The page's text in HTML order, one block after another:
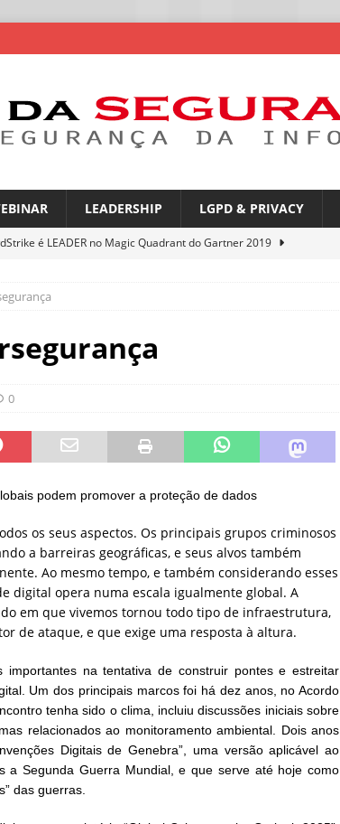
LEADERSHIP LGPD & PRIVACY
é LEADER no Magic Quadrant do Gartner 2019
Latina é a segunda região mais exposta a ciberameaças
desafio de segurança e governança nas redes corporativas
a autonomia da IA se torna um risco
0
podem promover a proteção de dados
os seus aspectos. Os principais grupos criminosos
a barreiras geográficas, e seus alvos também
Ao mesmo tempo, e também considerando esses
digital opera numa escala igualmente global. A
em que vivemos tornou todo tipo de infraestrutura,
de ataque, e que exige uma resposta à altura.
importantes na tentativa de construir pontes e estreitar
Um dos principais marcos foi há dez anos, no Acordo
tenha sido o clima, incluiu discussões iniciais sobre
relacionados ao monitoramento ambiental. Dois anos
Digitais de Genebra”, uma versão aplicável ao
a Segunda Guerra Mundial, e que serve até hoje como
das guerras.